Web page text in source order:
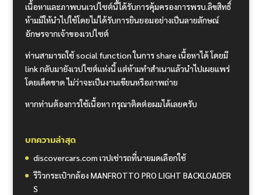
เนื้อหาและภาพบนเวปไซต์นี้ได้รับการคุ้มครองการพรบ.ลิขสิทธิ์
ห้ามมิให้นำไปใช้โดยไม่ได้รับการยินยอมอย่างเป็นลายลักษณ์
อักษรจากเจ้าของเวปไซต์
ท่านสามารถใช้ social function ในการ share เนื้อหาได้ โดยมี
link กลับมายังเวปไซต์แห่งนี้ แต่ห้ามทำสำเนาแล้วนำไปเผยแพร่
โดยเด็ดขาด ไม่ว่าจะเป็นงานเขียนหรือภาพถ่าย
หากท่านต้องการใช้เนื้อหา กรุณาติดต่อผมได้เลยครับ
บทความล่าสุด
discovercars.com เวปเช่ารถที่นายมดเลือกใช้
รีวิวกระเป๋ากล้อง MANFROTTO PRO LIGHT BACKLOADER
S